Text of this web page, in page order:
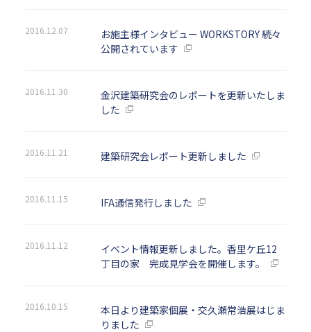
2016.12.07
お施主様インタビュー WORKSTORY 続々
公開されています
2016.11.30
金沢建築研究会のレポートを更新いたしま
した
2016.11.21 建築研究会レポート更新しました
2016.11.15 IFA通信発行しました
2016.11.12
イベント情報更新しました。香里ケ丘12
丁目の家 完成見学会を開催します。
2016.10.15
本日より建築家個展・交久瀬常浩展はじま
りました